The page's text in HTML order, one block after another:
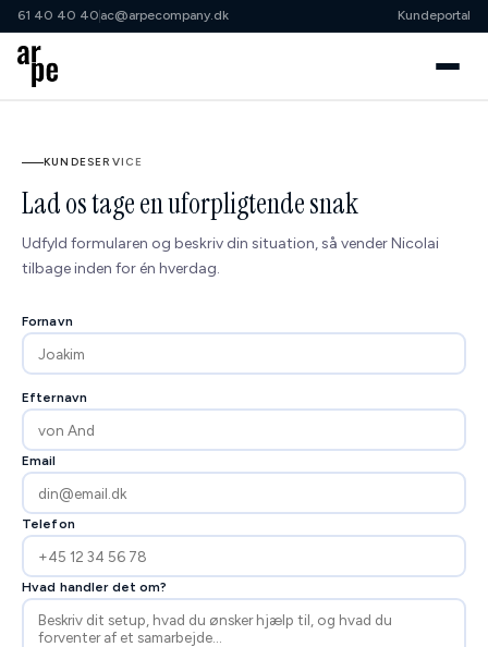
61 40 40 40 ac@arpecompany.dk Kundeportal
Samarbejdsordninger
↳ Shopify Growth Partner
↳ Projekt
Services
↳ Komplette migreringer
↳ Integrationer
↳ Support
↳ Ad-hoc opgaver
KUNDESERVICE
Lad os tage en uforpligtende snak
Udfyld formularen og beskriv din situation, så vender Nicolai
tilbage inden for én hverdag.
Fornavn
Efternavn
Email
Telefon
Hvad handler det om?